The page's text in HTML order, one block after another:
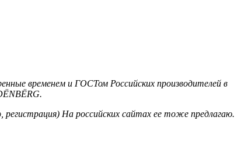
временем и ГОСТом Российских производителей в
На российских сайтах ее тоже предлагаю.